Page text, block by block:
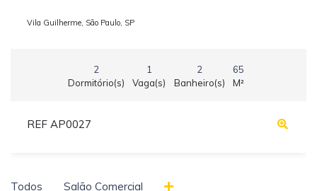
Vila Guilherme, São Paulo, SP
2
Dormitório(s)
1
Vaga(s)
2
Banheiro(s)
65
M²
REF AP0027
Todos Salão Comercial